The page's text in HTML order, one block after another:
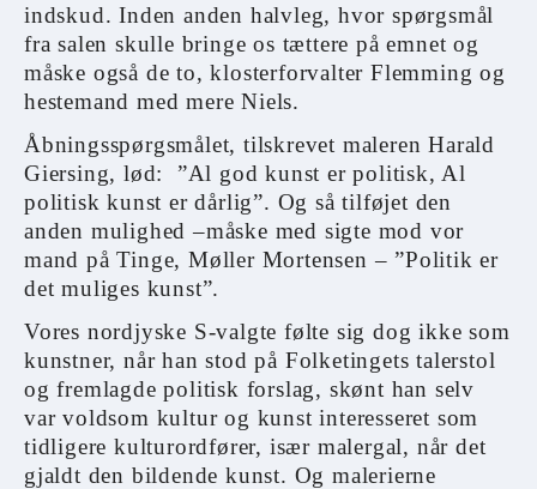
indskud. Inden anden halvleg, hvor spørgsmål
fra salen skulle bringe os tættere på emnet og
måske også de to, klosterforvalter Flemming og
hestemand med mere Niels.
Åbningsspørgsmålet, tilskrevet maleren Harald
Giersing, lød: ”Al god kunst er politisk, Al
politisk kunst er dårlig”. Og så tilføjet den
anden mulighed –måske med sigte mod vor
mand på Tinge, Møller Mortensen – ”Politik er
det muliges kunst”.
Vores nordjyske S-valgte følte sig dog ikke som
kunstner, når han stod på Folketingets talerstol
og fremlagde politisk forslag, skønt han selv
var voldsom kultur og kunst interesseret som
tidligere kulturordfører, især malergal, når det
gjaldt den bildende kunst. Og malerierne